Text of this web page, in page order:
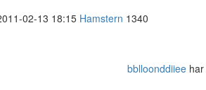
02-13 18:15 Hamstern 1340
bblloonddiiee